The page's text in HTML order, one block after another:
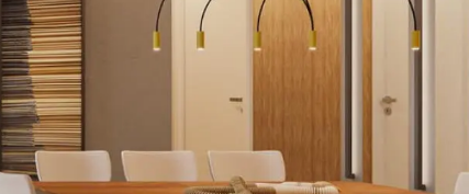
Simulador de Financiamento
Encontre um corretor